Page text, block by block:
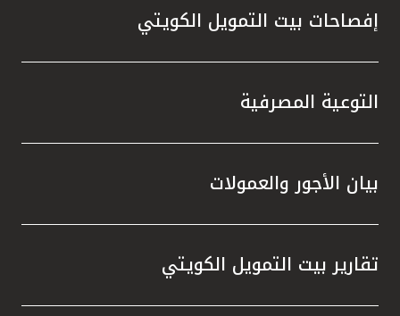
إفصاحات بيت التمويل الكويتي
التوعية المصرفية
بيان الأجور والعمولات
تقارير بيت التمويل الكويتي